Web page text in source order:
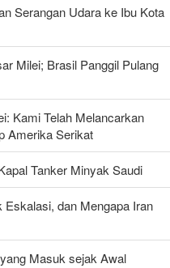
Serangan Udara ke Ibu Kota
Milei; Brasil Panggil Pulang
Kami Telah Melancarkan
Amerika Serikat
Tanker Minyak Saudi
Eskalasi, dan Mengapa Iran
Masuk sejak Awal